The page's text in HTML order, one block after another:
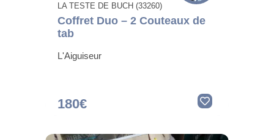
LA TESTE DE BUCH (33260)
Coffret Duo – 2 Couteaux de
tab
L'Aiguiseur
180€